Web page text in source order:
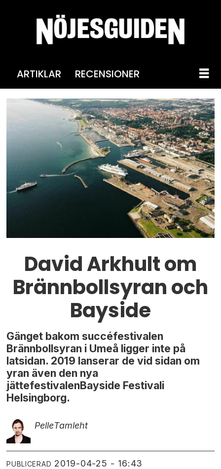
ARTIKLAR RECENSIONER
David Arkhult om
Brännbollsyran och
Bayside
Gänget bakom succéfestivalen
Brännbollsyran i Umeå ligger inte på
latsidan. 2019 lanserar de vid sidan om
yran även den nya
jättefestivalenBayside Festivali
Helsingborg.
PelleTamleht
PUBLICERAD 2019-04-25 - 16:43